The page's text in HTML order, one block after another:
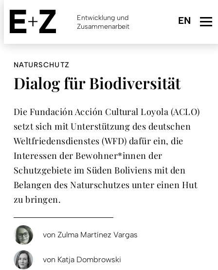
Skip
main
content
Entwicklung und
Zusammenarbeit
NATURSCHUTZ
Dialog für Biodiversität
Die Fundación Acción Cultural Loyola (ACLO)
setzt sich mit Unterstützung des deutschen
Weltfriedensdienstes (WFD) dafür ein, die
Interessen der Bewohner*innen der
Schutzgebiete im Süden Boliviens mit den
Belangen des Naturschutzes unter einen Hut
zu bringen.
von Zulma Martínez Vargas
von Katja Dombrowski